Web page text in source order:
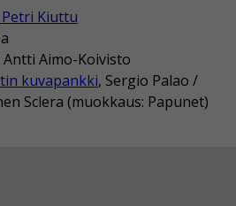
Kiuttu
Aimo-Koivisto
kuvapankki, Sergio Palao /
Sclera (muokkaus: Papunet)